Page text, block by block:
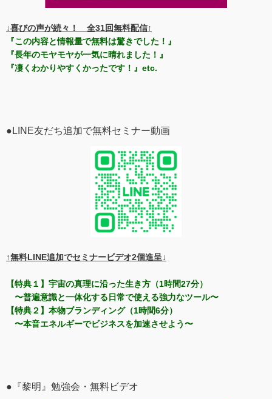
↓喜びの声が続々！ 全31回無料配信↑
『この内容と情報量で無料は驚きでした！』
『長年のモヤモヤが一気に晴れました！』
『凄くわかりやすくかったです！』etc.
●LINE友だち追加で無料セミナー動画
↑無料LINE追加でセミナービデオ2個進呈↓
【特典１】宇宙の真理に沿った生き方（1時間27分）
〜普遍意識と一体化する日常で使える強力なツール〜
【特典２】本物ブランディング（1時間6分）
〜本音エネルギーでビジネスを加速させよう〜
●『黎明』勉強会・無料ビデオ